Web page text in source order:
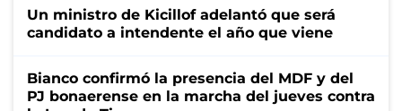
Un ministro de Kicillof adelantó que será
candidato a intendente el año que viene
Bianco confirmó la presencia del MDF y del
PJ bonaerense en la marcha del jueves contra